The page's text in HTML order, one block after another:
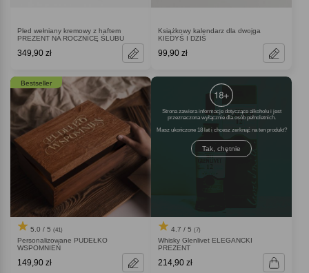
Pled wełniany kremowy z haftem
PREZENT NA ROCZNICĘ ŚLUBU
349,90 zł
Książkowy kalendarz dla dwojga
KIEDYŚ I DZIŚ
99,90 zł
Bestseller
5.0 / 5 (41)
Personalizowane PUDEŁKO
WSPOMNIEŃ
149,90 zł
Strona zawiera informacje dotyczące alkoholu i jest
przeznaczona wyłącznie dla osób pełnoletnich.
Masz ukończone 18 lat i chcesz zerknąć na ten produkt
Tak, chętnie
4.7 / 5 (7)
Whisky Glenlivet ELEGANCKI
PREZENT
214,90 zł